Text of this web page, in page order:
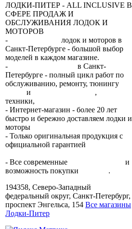
ЛОДКИ-ПИТЕР - ALL INCLUSIVE В
СФЕРЕ ПРОДАЖ И
ОБСЛУЖИВАНИЯ ЛОДОК И
МОТОРОВ
-
лодок и моторов в
Санкт-Петербурге - большой выбор
моделей в каждом магазине.
-
в Санкт-
Петербурге - полный цикл работ по
обслуживанию, ремонту, тюнингу
и ,
техники,
- Интернет-магазин - более 20 лет
быстро и бережно доставляем лодки и
моторы
- Только оригинальная продукция с
официальной гарантией
- Все современные
и
возможность покупки
.
194358, Северо-Западный
федеральный округ, Санкт-Петербург,
проспект Энгельса, 154 Все магазины
Лодки-Питер